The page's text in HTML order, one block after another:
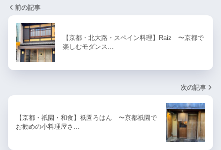
前の記事
【京都・北大路・スペイン料理】Raiz 〜京都で
楽しむモダンス…
次の記事
【京都・祇園・和食】祇園ろはん 〜京都祇園で
お勧めの小料理屋さ…